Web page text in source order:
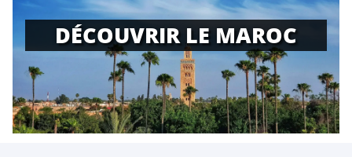
DÉCOUVRIR LE MAROC